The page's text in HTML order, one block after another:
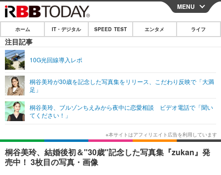
CLOSE
ホーム
IT・デジタル
ショッピング その他
SPEED TEST
エンタメ
エンタメTOP
韓国・芸能
音楽 スポーツ
ライフ
ライフTOP グルメ
ペット ショッピング
リリース一覧
プッシュ通知の停止方法
MENU
ホーム IT・デジタル SPEED TEST エンタメ ライフ
注目記事
10G光回線導入レポ
桐谷美玲が30歳を記念した写真集をリリース、こだわり反映で「大満
足」
桐谷美玲、ブルゾンちえみから夜中に恋愛相談 ビデオ電話で「聞い
てください！」
桐谷美玲、結婚後初＆"30歳"記念した写真集『zukan』発
売中！ 3枚目の写真・画像